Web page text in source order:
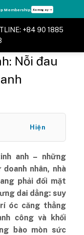
Membership. Xem ngay ➝
+84 90 1885
Nỗi đau
Hiện
anh – những
nhân, nhà
phải đối mặt
dai dẳng: suy
óc căng thẳng
công và khối
bào mòn sức